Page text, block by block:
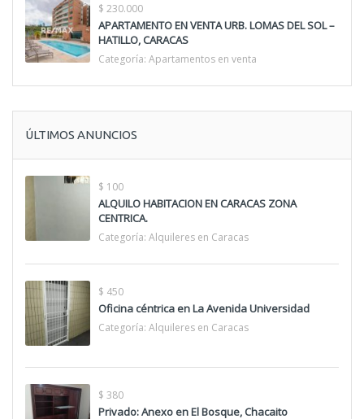
$ 230.000
APARTAMENTO EN VENTA URB. LOMAS DEL SOL –
HATILLO, CARACAS
Categoría: Apartamentos en venta
ÚLTIMOS ANUNCIOS
$ 100
ALQUILO HABITACION EN CARACAS ZONA
CENTRICA.
Categoría: Alquileres en Caracas
$ 450
Oficina céntrica en La Avenida Universidad
Categoría: Alquileres en Caracas
$ 380
Privado: Anexo en El Bosque, Chacaito